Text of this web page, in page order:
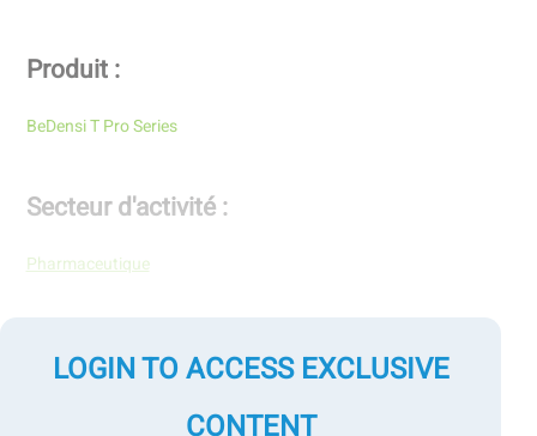
Produit :
BeDensi T Pro Series
Secteur d'activité :
Pharmaceutique
LOGIN TO ACCESS EXCLUSIVE
CONTENT